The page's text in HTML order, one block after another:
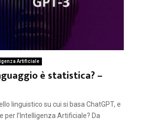
Artificiale
è statistica? –
linguistico su cui si basa ChatGPT, e
per l’Intelligenza Artificiale? Da